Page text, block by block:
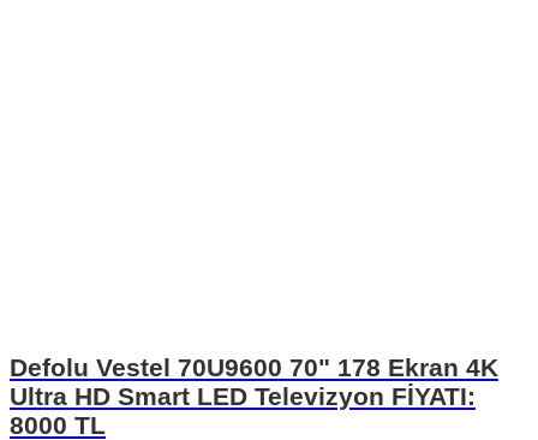
Defolu Vestel 70U9600 70" 178 Ekran 4K
Ultra HD Smart LED Televizyon FİYATI:
8000 TL